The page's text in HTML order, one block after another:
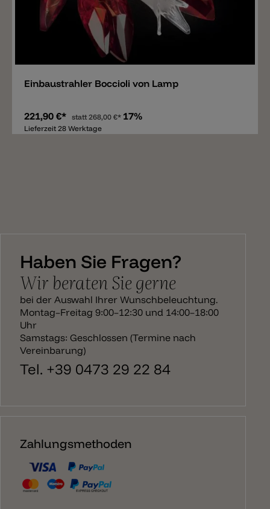
Einbaustrahler Boccioli von Lamp
221,90 €* statt268,00 €* 17%
Lieferzeit 28 Werktage
Haben Sie Fragen?
Wir beraten Sie gerne
bei der Auswahl Ihrer Wunschbeleuchtung.
Montag–Freitag 9:00–12:30 und 14:00–18:00
Uhr
Samstags: Geschlossen (Termine nach
Vereinbarung)
Tel. +39 0473 29 22 84
Zahlungsmethoden